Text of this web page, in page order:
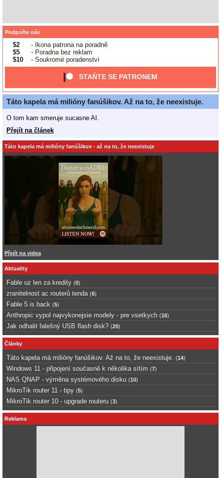
Podpořte nás
$2
- Ikona patrona na poradně
$5
- Poradna bez reklam
$10
- Soukromé poradenství
STAŇTE SE PATRONEM
Táto kapela má milióny fanúšikov. Až na to, že neexistuje.
O tom kam smeruje sucasne AI.
Přejít na článek
Táto kapela má milióny fanúšikov - až na to, že neexistuje
Přejít na videa
Aktuality
Fable uz len za kredity (0)
zranitelnost ac routerů tenda (6)
Fable 5 is back (5)
Anthropic vypol najvykonejsie modely - pre vsetkych (16)
Jak odhalit falešný USB flash disk? (20)
Články
Táto kapela má milióny fanúšikov. Až na to, že neexistuje. (14)
Windows 11 - připojení současně k několika sítím (7)
NAS QNAP - výměna systémového disku (10)
MikroTik router 11 - tipy (5)
MikroTik router 10 - upgrade routeru (3)
Reklama